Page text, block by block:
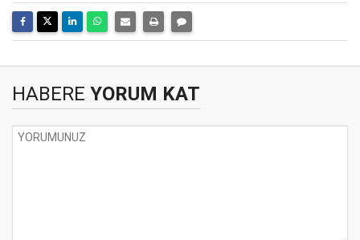
HABERE YORUM KAT